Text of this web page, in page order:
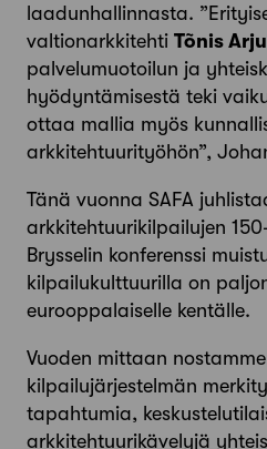
laadunhallinnasta.
valtionarkkitehti Tõnis
palvelumuotoilun ja
hyödyntämisestä teki
ottaa mallia myös
arkkitehtuurityöhön”,
Tänä vuonna SAFA
arkkitehtuurikilpailujen
Brysselin konferenssi
kilpailukulttuurilla on
eurooppalaiselle kentälle.
Vuoden mittaan
kilpailujärjestelmän
tapahtumia,
arkkitehtuurikävelyjä